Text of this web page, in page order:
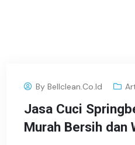
ByBellclean.co.id
Jasa Cuci
Murah Bersih dan